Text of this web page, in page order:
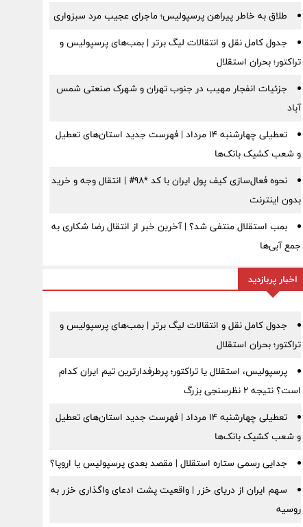
طلاق به خاطر پیراهن پرسپولیس؛ ماجرای عجیب مرد سبزواری
جدول کامل نقل و انتقالات لیگ برتر | بمب‌های پرسپولیس و
تراکتور؛ بحران استقلال
جزئیات انفجار مهیب در جنوب تهران و شهرک صنعتی شمس
آباد
تعطیلی چهارشنبه ۱۴ مرداد | فهرست جدید استان‌های تعطیل
و شعب کشیک بانک‌ها
نحوه فعال‌سازی کیف پول ایران با کد *98# | انتقال وجه و خرید
بدون اینترنت
بمب استقلال منتفی شد؟ | آخرین خبر از انتقال رضا شکاری به
جمع آبی‌ها
اخبار پربازدید
جدول کامل نقل و انتقالات لیگ برتر | بمب‌های پرسپولیس و
تراکتور؛ بحران استقلال
پرسپولیس، استقلال یا تراکتور؛ پرطرفدارترین تیم ایران کدام
است؟ نتیجه ۲ نظرسنجی بزرگ
تعطیلی چهارشنبه ۱۴ مرداد | فهرست جدید استان‌های تعطیل
و شعب کشیک بانک‌ها
جدایی رسمی ستاره استقلال | مقصد بعدی پرسپولیس یا اروپا؟
سهم ایران از دریای خزر | واقعیت پشت ادعای واگذاری خزر به
روسیه